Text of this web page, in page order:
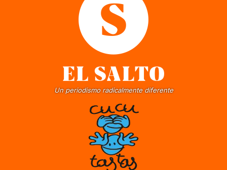
Un periodismo radicalmente diferente